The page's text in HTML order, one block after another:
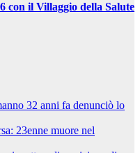
con il Villaggio della Salute
32 anni fa denunciò lo
23enne muore nel